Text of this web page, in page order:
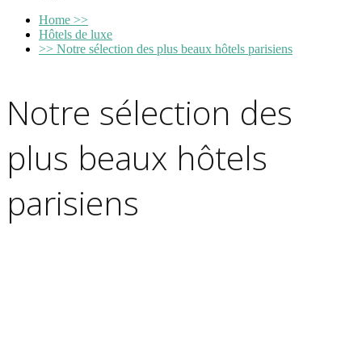
Home >>
Hôtels de luxe
>> Notre sélection des plus beaux hôtels parisiens
Notre sélection des
plus beaux hôtels
parisiens